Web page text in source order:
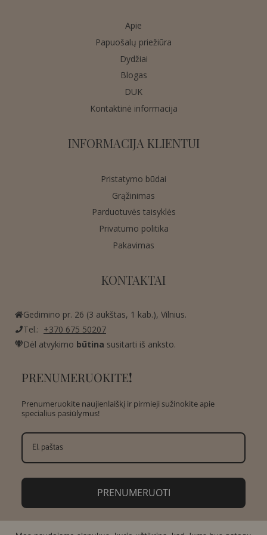
Apie
Papuošalų priežiūra
Dydžiai
Blogas
DUK
Kontaktinė informacija
INFORMACIJA KLIENTUI
Pristatymo būdai
Grąžinimas
Parduotuvės taisyklės
Privatumo politika
Pakavimas
KONTAKTAI
Gedimino pr. 26 (3 aukštas, 1 kab.), Vilnius.
Tel.: +370 675 50207
Dėl atvykimo būtina susitarti iš anksto.
PRENUMERUOKITE!
Prenumeruokite naujienlaiškį ir pirmieji sužinokite apie
specialius pasiūlymus!
PRENUMERUOTI